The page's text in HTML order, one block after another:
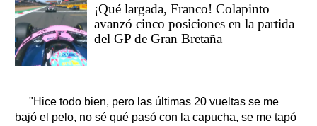
¡Qué largada, Franco! Colapinto
avanzó cinco posiciones en la partida
del GP de Gran Bretaña
"Hice todo bien, pero las últimas 20 vueltas se me
bajó el pelo, no sé qué pasó con la capucha, se me tapó